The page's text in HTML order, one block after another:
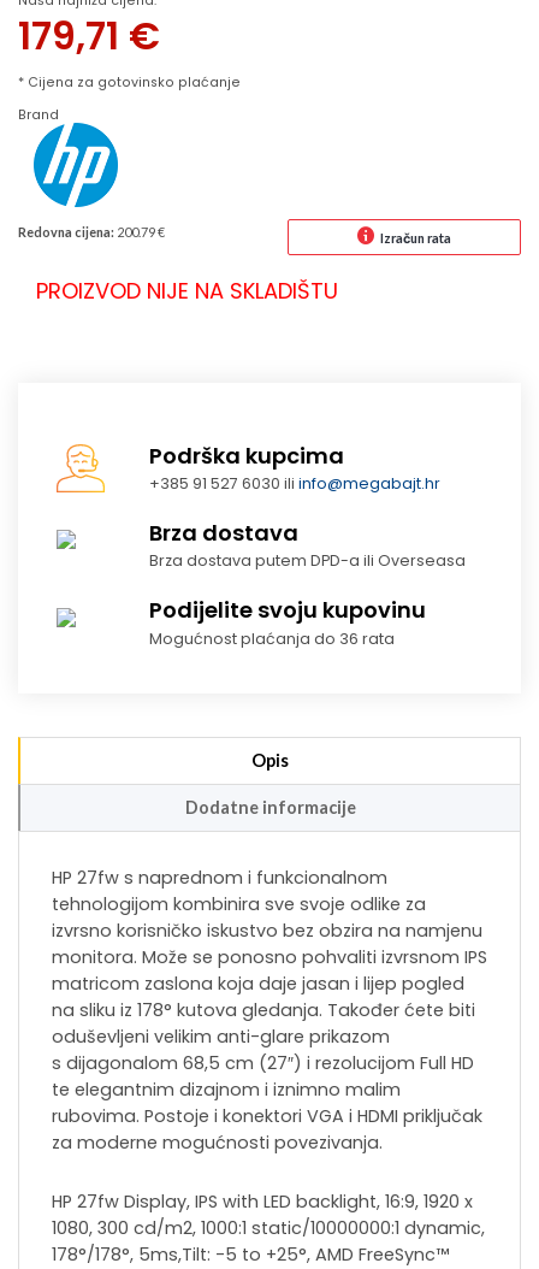
179,71 €
* Cijena za gotovinsko plaćanje
Brand
Redovna cijena: 200.79 € Izračun rata
PROIZVOD NIJE NA SKLADIŠTU
Podrška kupcima
+385 91 527 6030 iliinfo@megabajt.hr
Brza dostava
Brza dostava putem DPD-a ili Overseasa
Podijelite svoju kupovinu
Mogućnost plaćanja do 36 rata
Opis
Dodatne informacije
HP 27fw s naprednom i funkcionalnom
tehnologijom kombinira sve svoje odlike za
izvrsno korisničko iskustvo bez obzira na namjenu
monitora. Može se ponosno pohvaliti izvrsnom IPS
matricom zaslona koja daje jasan i lijep pogled
na sliku iz 178° kutova gledanja. Također ćete biti
oduševljeni velikim anti-glare prikazom
s dijagonalom 68,5 cm (27″) i rezolucijom Full HD
te elegantnim dizajnom i iznimno malim
rubovima. Postoje i konektori VGA i HDMI priključak
za moderne mogućnosti povezivanja.
HP 27fw Display, IPS with LED backlight, 16:9, 1920 x
1080, 300 cd/m2, 1000:1 static/10000000:1 dynamic,
178°/178°, 5ms,Tilt: -5 to +25°, AMD FreeSync™